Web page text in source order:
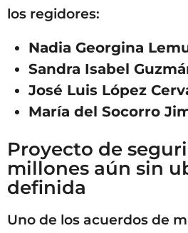
los regidores:
Nadia Georgina
Sandra Isabel
José Luis López
María del Socorro
Proyecto de
millones aún sin
definida
Uno de los acuerdos de